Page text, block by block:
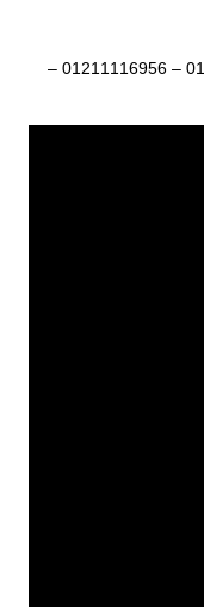
شركة ماكينات التعبئة والتغليف 01211116954 – 01211116956 –